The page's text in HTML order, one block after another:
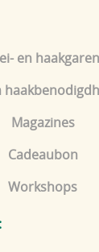
en haakgaren
Magazines
Cadeaubon
Workshops